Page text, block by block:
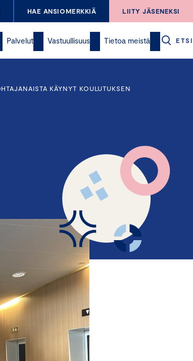
HAE ANSIOMERKKIÄ LIITY JÄSENEKSI
Palvelut Vastuullisuus Tietoa meistä ETSI
KÄYNYT KOULUTUKSEN